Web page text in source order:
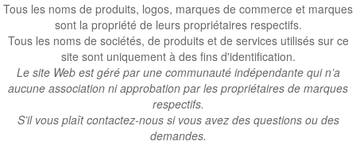
Tous les noms de produits, logos, marques de commerce et marques
sont la propriété de leurs propriétaires respectifs.
Tous les noms de sociétés, de produits et de services utilisés sur ce
site sont uniquement à des fins d'identification.
Le site Web est géré par une communauté indépendante qui n’a
aucune association ni approbation par les propriétaires de marques
respectifs.
S’il vous plaît contactez-nous si vous avez des questions ou des
demandes.